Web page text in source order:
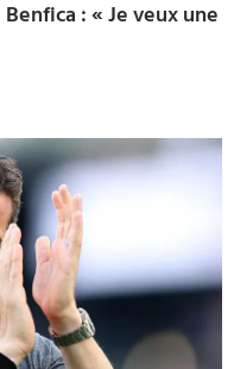
: « Je veux une